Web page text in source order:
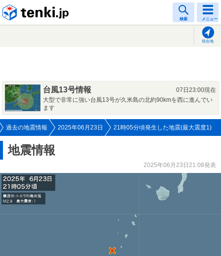
検索 メニュー
現在地
台風13号情報
07日23:00現在
大型で非常に強い台風13号が久米島の北約90kmを西に進んでい
ます
過去の地震情報 2025年06月23日 21時05分頃発生した地震(最大震度1)
地震情報
2025年06月23日21:08発表